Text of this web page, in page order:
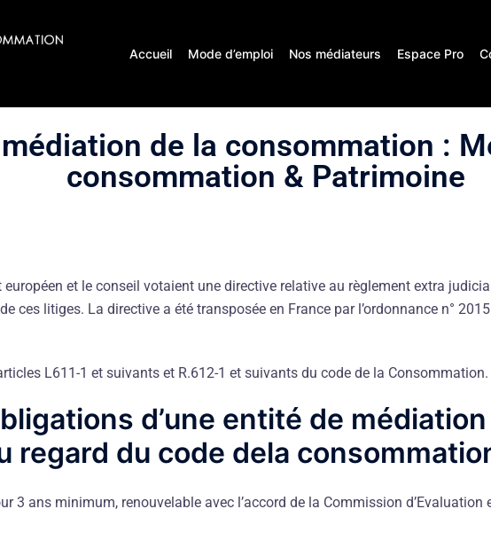
Accueil Mode d’emploi Nos médiateurs Espace Pro
de la consommation :
consommation & Patrimoine
et le conseil votaient une directive relative au règlement extra
ces litiges. La directive a été transposée en France par l’ordonnance n°
L611-1 et suivants et R.612-1 et suivants du code de la Consommation.
d’une entité de
regard du code dela
3 ans minimum, renouvelable avec l’accord de la Commission